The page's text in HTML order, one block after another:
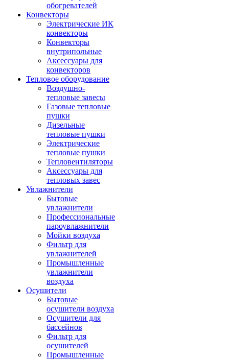
обогревателей
Конвекторы
Электрические ИК
конвекторы
Конвекторы
внутрипольные
Аксессуары для
конвекторов
Тепловое оборудование
Воздушно-
тепловые завесы
Газовые тепловые
пушки
Дизельные
тепловые пушки
Электрические
тепловые пушки
Тепловентиляторы
Аксессуары для
тепловых завес
Увлажнители
Бытовые
увлажнители
Профессиональные
пароувлажнители
Мойки воздуха
Фильтр для
увлажнителей
Промышленные
увлажнители
воздуха
Осушители
Бытовые
осушители воздуха
Осушители для
бассейнов
Фильтр для
осушителей
Промышленные